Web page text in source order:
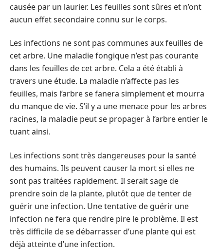
causée par un laurier. Les feuilles sont sûres et n’ont
aucun effet secondaire connu sur le corps.
Les infections ne sont pas communes aux feuilles de
cet arbre. Une maladie fongique n’est pas courante
dans les feuilles de cet arbre. Cela a été établi à
travers une étude. La maladie n’affecte pas les
feuilles, mais l’arbre se fanera simplement et mourra
du manque de vie. S’il y a une menace pour les arbres
racines, la maladie peut se propager à l’arbre entier le
tuant ainsi.
Les infections sont très dangereuses pour la santé
des humains. Ils peuvent causer la mort si elles ne
sont pas traitées rapidement. Il serait sage de
prendre soin de la plante, plutôt que de tenter de
guérir une infection. Une tentative de guérir une
infection ne fera que rendre pire le problème. Il est
très difficile de se débarrasser d’une plante qui est
déjà atteinte d’une infection.